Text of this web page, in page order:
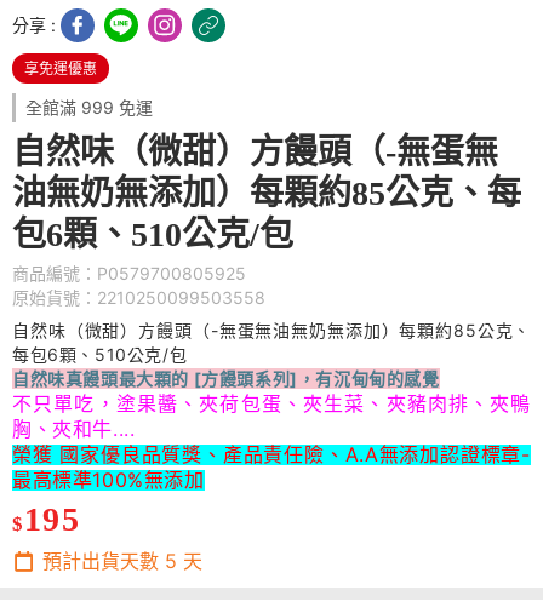
分享 :
享免運優惠
全館滿 999 免運
自然味（微甜）方饅頭（-無蛋無
油無奶無添加）每顆約85公克、每
包6顆、510公克/包
商品編號：P0579700805925
原始貨號：2210250099503558
自然味（微甜）方饅頭（-無蛋無油無奶無添加）每顆約85公克、
每包6顆、510公克/包
自然味真饅頭最大顆的 [方饅頭系列]，有沉甸甸的感覺
不只單吃，塗果醬、夾荷包蛋、夾生菜、夾豬肉排、夾鴨
胸、夾和牛....
榮獲 國家優良品質獎、產品責任險、A.A無添加認證標章-
最高標準100%無添加
$ 195
預計出貨天數 5 天